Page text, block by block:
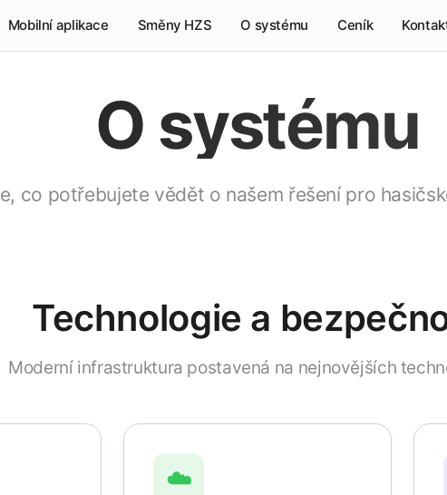
Mobilní aplikace Směny HZS O systému Ceník
O systému
co potřebujete vědět o našem řešení pro
Technologie a
Moderní infrastruktura postavená na nejnovějších
☁️